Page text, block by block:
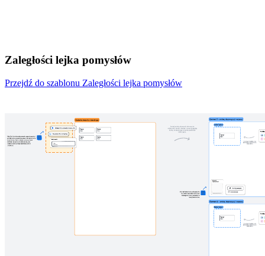
Zaległości lejka pomysłów
Przejdź do szablonu Zaległości lejka pomysłów